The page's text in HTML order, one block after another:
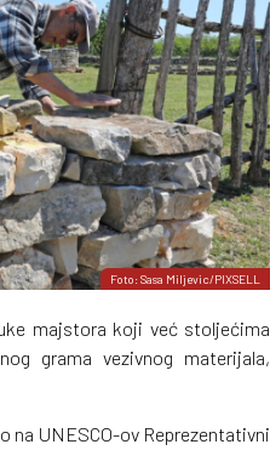
Foto: Sasa Miljevic/PIXSELL
majstora koji već stoljećima
grama vezivnog materijala,
na UNESCO-ov Reprezentativni